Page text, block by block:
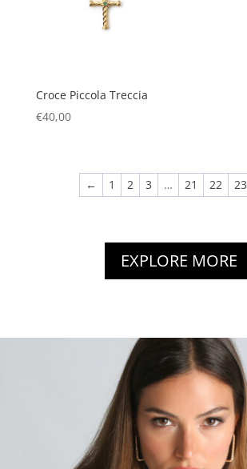
Croce Piccola Treccia
€40,00
← 1 2 3 … 21 22 23
EXPLORE MORE